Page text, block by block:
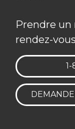
Prendre un
rendez-
1-